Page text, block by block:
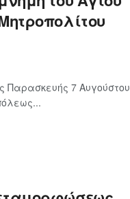
Παρασκευής 7 Αυγούστου